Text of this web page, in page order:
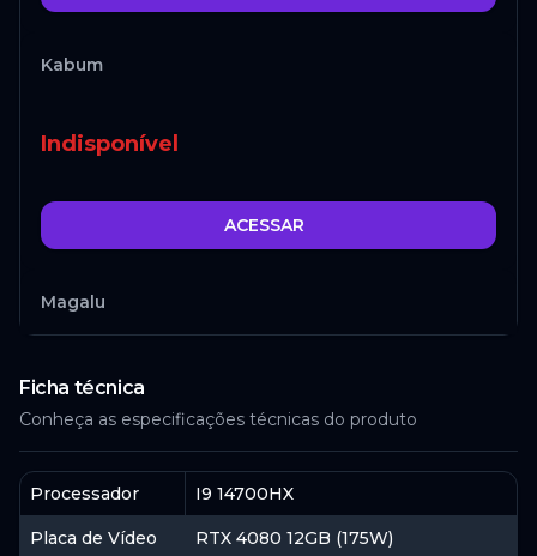
Kabum
Indisponível
ACESSAR
Magalu
Indisponível
Acer
Ficha técnica
Conheça as especificações técnicas do produto
Processador I9 14700HX
Placa de Vídeo RTX 4080 12GB (175W)